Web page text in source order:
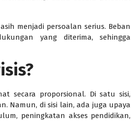
menjadi persoalan serius. Beban
yang diterima, sehingga
secara proporsional. Di satu sisi,
Namun, di sisi lain, ada juga upaya
peningkatan akses pendidikan,